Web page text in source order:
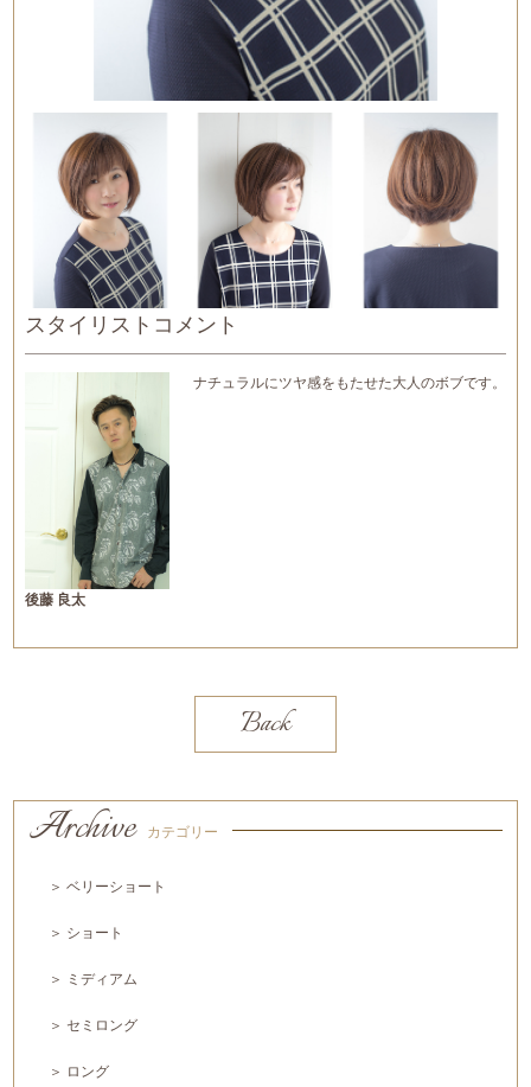
スタイリストコメント
後藤 良太
ナチュラルにツヤ感をもたせた大人のボブです。
Back
Archive カテゴリー
＞ ベリーショート
＞ ショート
＞ ミディアム
＞ セミロング
＞ ロング